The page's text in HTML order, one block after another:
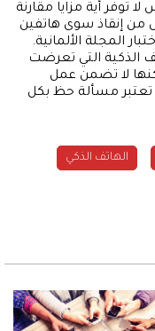
توفر أية مزايا مقارنة
من إنقاذ سوى هاتفين
المجلة الألمانية.
الذكية التي تعرضت
خلال 48 ساعة، لكنها لا تضمن عمل
تعتبر مسألة حظ بكل
الهاتف الذكي